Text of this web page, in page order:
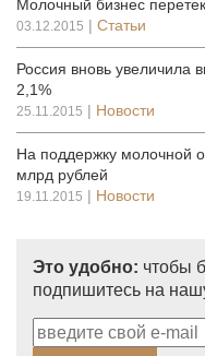
Молочный бизнес
03.12.2015 | Статьи
Россия вновь увеличила
2,1%
25.11.2015 | Новости
На поддержку молочной
млрд рублей
19.11.2015 | Новости
Это удобно: чтобы
подпишитесь на